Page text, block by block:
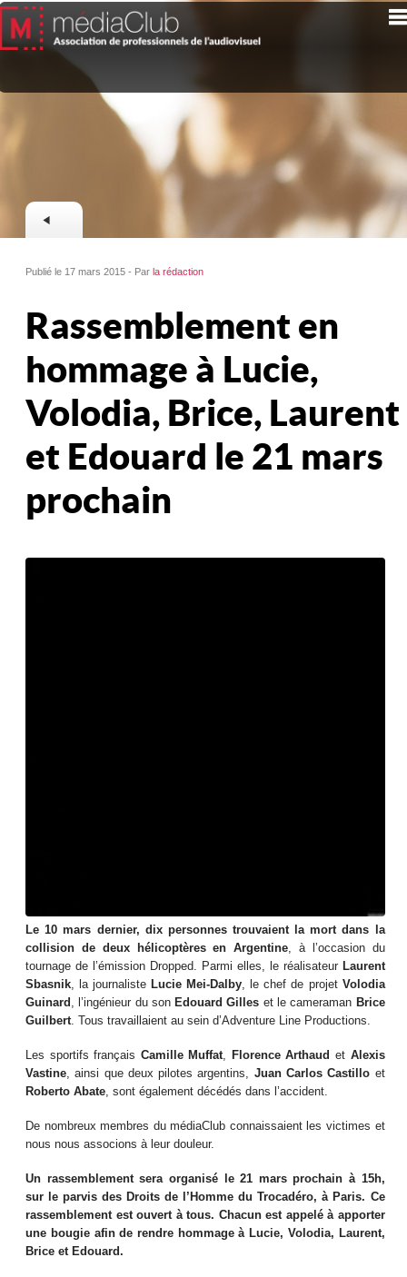
Publié le 17 mars 2015 - Parla rédaction
Rassemblement en
hommage à Lucie,
Volodia, Brice, Laurent
et Edouard le 21 mars
prochain
Le 10 mars dernier, dix personnes trouvaient la mort dans la
collision de deux hélicoptères en Argentine, à l’occasion du
tournage de l’émission Dropped. Parmi elles, le réalisateur Laurent
Sbasnik, la journaliste Lucie Mei-Dalby, le chef de projet Volodia
Guinard , l’ingénieur du sonEdouard Gilles et le cameraman Brice
Guilbert. Tous travaillaient au sein d’Adventure Line Productions.
Les sportifs français Camille Muffat, Florence Arthaud et Alexis
Vastine, ainsi que deux pilotes argentins, Juan Carlos Castillo et
Roberto Abate, sont également décédés dans l’accident.
De nombreux membres du médiaClub connaissaient les victimes et
nous nous associons à leur douleur.
Un rassemblement sera organisé le 21 mars prochain à 15h,
sur le parvis des Droits de l’Homme du Trocadéro, à Paris. Ce
rassemblement est ouvert à tous. Chacun est appelé à apporter
une bougie afin de rendre hommage à Lucie, Volodia, Laurent,
Brice et Edouard.